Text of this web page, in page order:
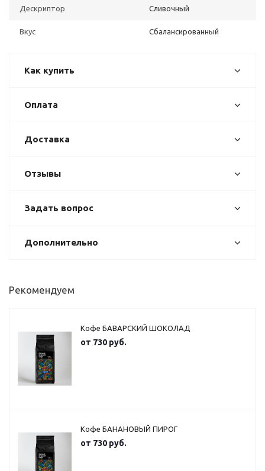
Дескриптор Сливочный
Вкус Сбалансированный
Как купить
Оплата
Доставка
Отзывы
Задать вопрос
Дополнительно
Рекомендуем
Кофе БАВАРСКИЙ ШОКОЛАД
от 730 руб.
Кофе БАНАНОВЫЙ ПИРОГ
от 730 руб.